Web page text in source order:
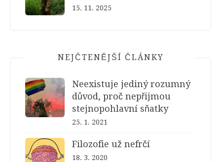
15. 11. 2025
NEJČTENĚJŠÍ ČLÁNKY
Neexistuje jediný rozumný
důvod, proč nepřijmou
stejnopohlavní sňatky
25. 1. 2021
Filozofie už nefrčí
18. 3. 2020